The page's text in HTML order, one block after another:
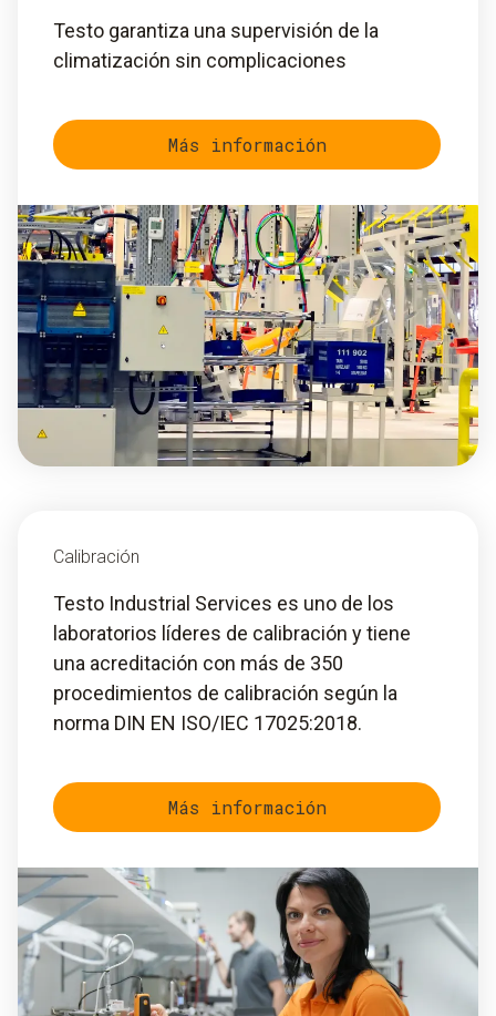
Testo garantiza una supervisión de la
climatización sin complicaciones
Más información
Calibración
Testo Industrial Services es uno de los
laboratorios líderes de calibración y tiene
una acreditación con más de 350
procedimientos de calibración según la
norma DIN EN ISO/IEC 17025:2018.
Más información